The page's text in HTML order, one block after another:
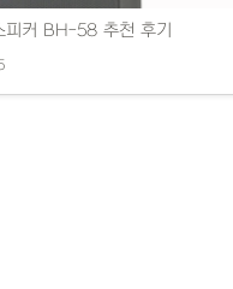
피커 BH-58 추천 후기